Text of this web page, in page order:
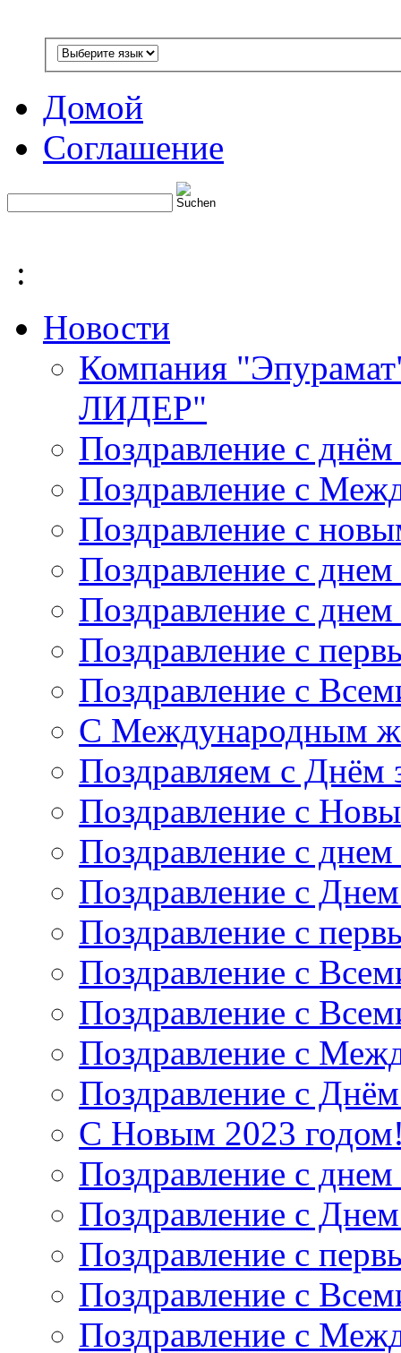
Домой
Соглашение
:
Новости
Компания
ЛИДЕР"
Поздравление с
Поздравление с
Поздравление с
Поздравление с
Поздравление с
Поздравление с
Поздравление с
С Международным
Поздравляем с Днём
Поздравление с
Поздравление с
Поздравление с
Поздравление с
Поздравление с
Поздравление с
Поздравление с
Поздравление с
С Новым 2023
Поздравление с
Поздравление с
Поздравление с
Поздравление с
Поздравление с